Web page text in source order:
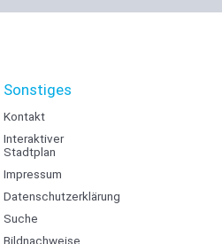
Sonstiges
Kontakt
Interaktiver
Stadtplan
Impressum
Datenschutzerklärung
Suche
Bildnachweise